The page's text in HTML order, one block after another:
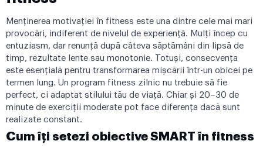
Menținerea motivației în fitness este una dintre cele mai mari
provocări, indiferent de nivelul de experiență. Mulți încep cu
entuziasm, dar renunță după câteva săptămâni din lipsă de
timp, rezultate lente sau monotonie. Totuși, consecvența
este esențială pentru transformarea mișcării într-un obicei pe
termen lung. Un program fitness zilnic nu trebuie să fie
perfect, ci adaptat stilului tău de viață. Chiar și 20–30 de
minute de exerciții moderate pot face diferența dacă sunt
realizate constant.
Cum îți setezi obiective SMART în fitness